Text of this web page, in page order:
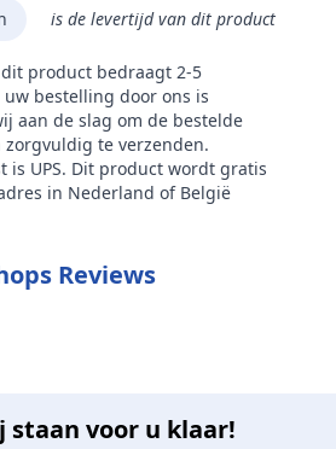
is de levertijd van dit product
product bedraagt 2-5
bestelling door ons is
aan de slag om de bestelde
te verzenden.
is UPS. Dit product wordt gratis
in Nederland of België
Reviews
staan voor u klaar!